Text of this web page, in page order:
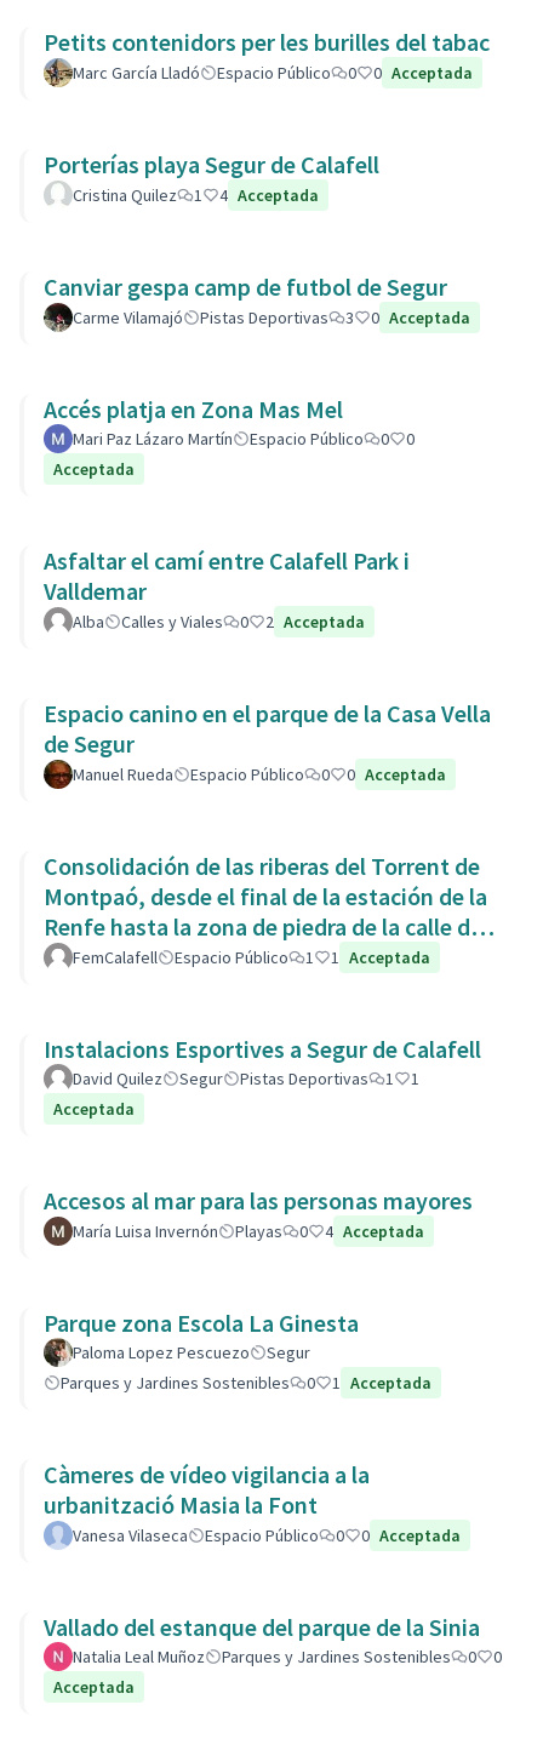
Petits contenidors per les burilles del tabac
Marc García Lladó Espacio Público 0 0 Acceptada
Porterías playa Segur de Calafell
Cristina Quilez 1 4 Acceptada
Canviar gespa camp de futbol de Segur
Carme Vilamajó Pistas Deportivas 3 0 Acceptada
Accés platja en Zona Mas Mel
Mari Paz Lázaro Martín Espacio Público 0
0
Acceptada
Asfaltar el camí entre Calafell Park i
Valldemar
Alba Calles y Viales 0 2 Acceptada
Espacio canino en el parque de la Casa Vella
de Segur
Manuel Rueda Espacio Público 0 0 Acceptada
Consolidación de las riberas del Torrent de
Montpaó, desde el final de la estación de la
Renfe hasta la zona de piedra de la calle de
L’Estany.
FemCalafell Espacio Público 1 1 Acceptada
Instalacions Esportives a Segur de Calafell
David Quilez Segur Pistas Deportivas 1
1
Acceptada
Accesos al mar para las personas mayores
María Luisa Invernón Playas 0 4 Acceptada
Parque zona Escola La Ginesta
Paloma Lopez Pescuezo
Segur
Parques y Jardines Sostenibles
0 1 Acceptada
Càmeres de vídeo vigilancia a la
urbanització Masia la Font
Vanesa Vilaseca Espacio Público 0 0 Acceptada
Vallado del estanque del parque de la Sinia
Natalia Leal Muñoz Parques y Jardines Sostenibles 0
0
Acceptada